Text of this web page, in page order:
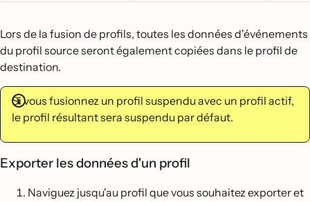
Lors de la fusion de profils, toutes les données d'événements
du profil source seront également copiées dans le profil de
destination.
Si vous fusionnez un profil suspendu avec un profil actif,
le profil résultant sera suspendu par défaut.
Exporter les données d'un profil
Naviguez jusqu'au profil que vous souhaitez exporter et